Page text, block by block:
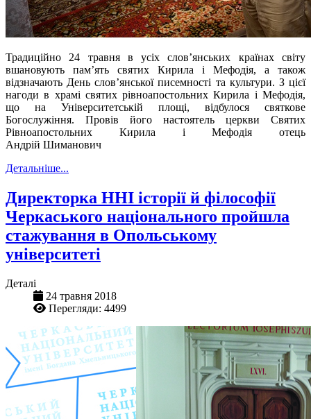
Традиційно 24 травня в усіх слов’янських країнах світу
вшановують пам’ять святих Кирила і Мефодія, а також
відзначають День слов’янської писемності та культури. З цієї
нагоди в храмі святих рівноапостольних Кирила і Мефодія,
що на Університетській площі, відбулося святкове
Богослужіння. Провів його настоятель церкви Святих
Рівноапостольних Кирила і Мефодія отець
Андрій Шиманович
Детальніше...
Директорка ННІ історії й філософії
Черкаського національного пройшла
стажування в Опольському
університеті
Деталі
24 травня 2018
Перегляди: 4499